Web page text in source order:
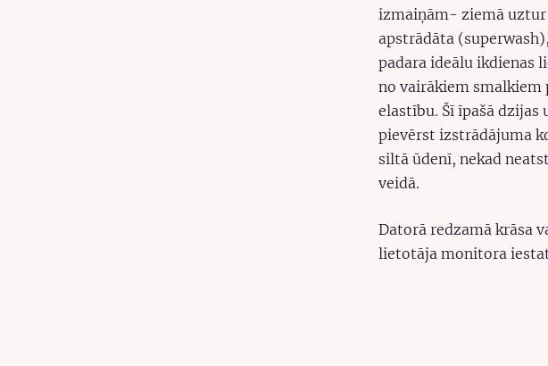
izmaiņām- ziemā uztur
apstrādāta
padara ideālu ikdienas
no vairākiem smalkiem
elastību. Šī īpašā dzijas
pievērst izstrādājuma
siltā ūdenī, nekad
veidā.
Datorā redzamā krāsa
lietotāja monitora